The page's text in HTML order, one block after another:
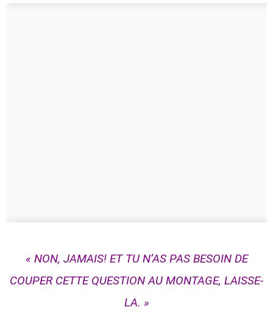
« NON, JAMAIS! ET TU N’AS PAS BESOIN DE
COUPER CETTE QUESTION AU MONTAGE, LAISSE-
LA. »